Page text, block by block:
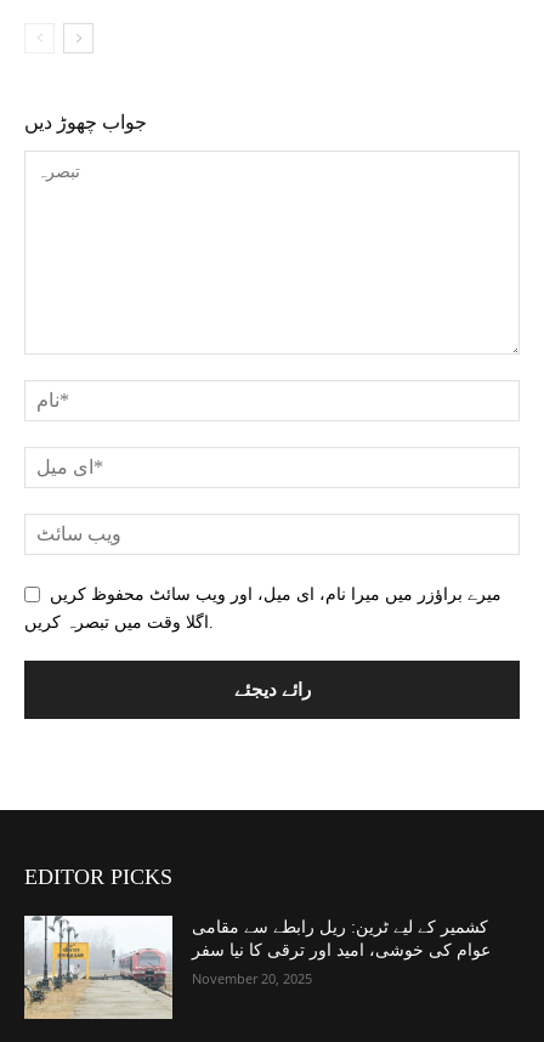
جواب چھوڑ دیں
میرے براؤزر میں میرا نام، ای میل، اور ویب سائٹ محفوظ کریں
EDITOR PICKS
کشمیر کے لیے ٹرین: ریل رابطے سے مقامی
عوام کی خوشی، امید اور ترقی کا نیا سفر
November 20, 2025